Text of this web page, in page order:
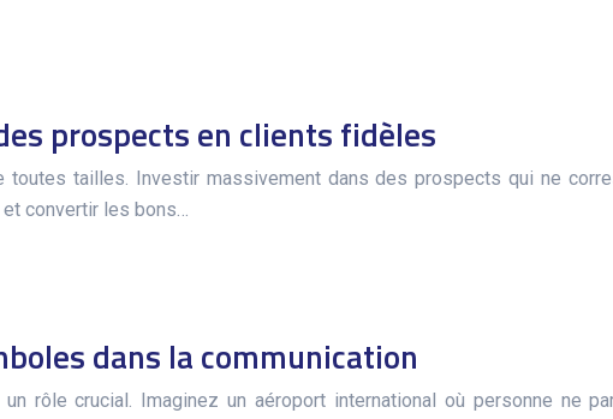
prospects en clients fidèles
tailles. Investir massivement dans des prospects qui ne
et convertir les bons…
dans la communication
rôle crucial. Imaginez un aéroport international où personne ne